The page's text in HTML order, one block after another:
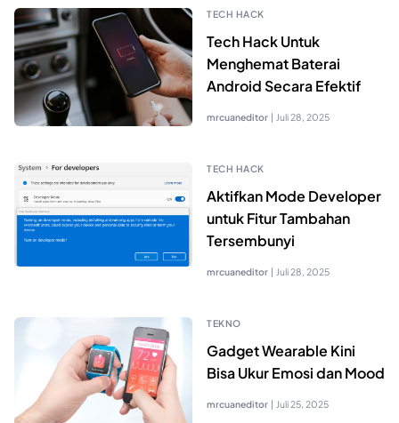
TECH HACK
Tech Hack Untuk
Menghemat Baterai
Android Secara Efektif
mrcuaneditor | Juli 28, 2025
TECH HACK
Aktifkan Mode Developer
untuk Fitur Tambahan
Tersembunyi
mrcuaneditor | Juli 28, 2025
TEKNO
Gadget Wearable Kini
Bisa Ukur Emosi dan Mood
mrcuaneditor | Juli 25, 2025